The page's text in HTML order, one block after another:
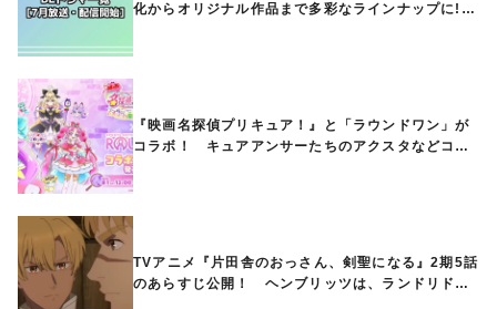
化からオリジナル作品まで多彩なラインナップに!!
『映画名探偵プリキュア！』と「ラウンドワン」が
コラボ！ キュアアンサーたちのアクスタなどコラ
TVアニメ『片田舎のおっさん、剣聖になる』2期5話
のあらすじ公開！ ヘンブリッツは、ランドリドに